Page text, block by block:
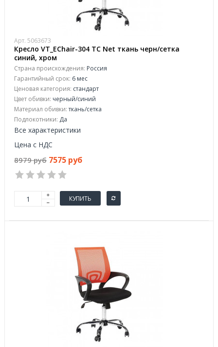
Арт. 5063673
Кресло VT_EChair-304 TC Net ткань черн/сетка
синий, хром
Страна происхождения: Россия
Гарантийный срок: 6 мес
Ценовая категория: стандарт
Цвет обивки: черный/синий
Материал обивки:ткань/сетка
Подлокотники: Да
Все характеристики
Цена с НДС
8979 руб 7575 руб
КУПИТЬ